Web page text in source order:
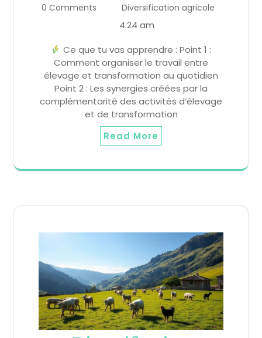
0 Comments
Diversification agricole
4:24 am
Ce que tu vas apprendre : Point 1 :
Comment organiser le travail entre
élevage et transformation au quotidien
Point 2 : Les synergies créées par la
complémentarité des activités d’élevage
et de transformation
Read More